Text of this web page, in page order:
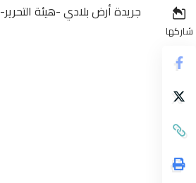
شاركها
جريدة أرض بلادي -هيئة التحرير-